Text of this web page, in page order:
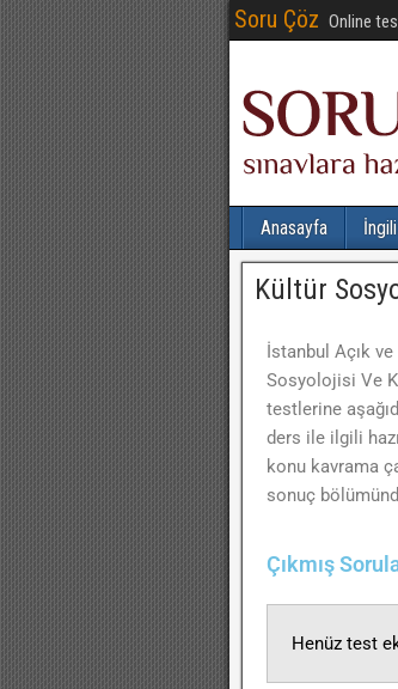
Soru Çöz Online
Anasayfa
Kültür
İstanbul Açık
Sosyolojisi Ve
testlerine
ders ile ilgili
konu kavrama
sonuç
Çıkmış
Henüz test